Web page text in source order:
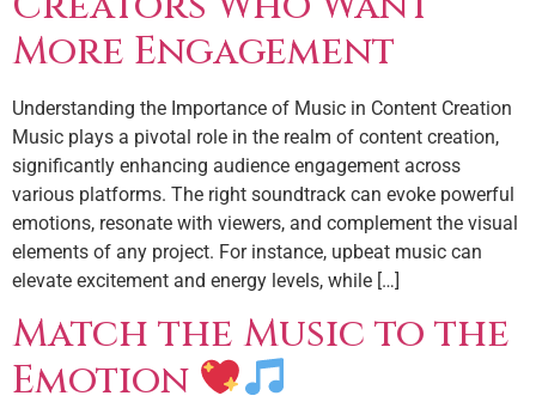
More Engagement
Understanding the Importance of Music in Content Creation
Music plays a pivotal role in the realm of content creation,
significantly enhancing audience engagement across
various platforms. The right soundtrack can evoke powerful
emotions, resonate with viewers, and complement the visual
elements of any project. For instance, upbeat music can
elevate excitement and energy levels, while […]
Match the Music to the
Emotion